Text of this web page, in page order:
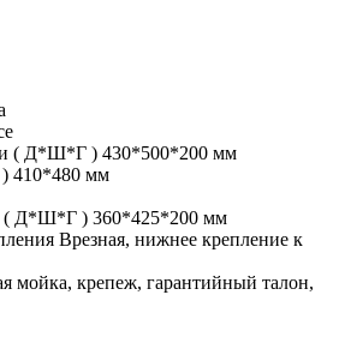
( Д*Ш*Г ) 430*500*200 мм
410*480 мм
( Д*Ш*Г ) 360*425*200 мм
Врезная, нижнее крепление к
мойка, крепеж, гарантийный талон,